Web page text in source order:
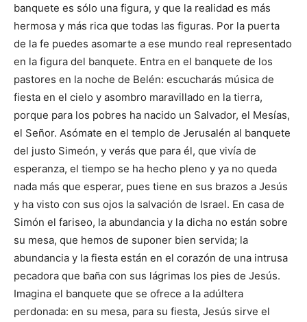
banquete es sólo una figura, y que la realidad es más
hermosa y más rica que todas las figuras. Por la puerta
de la fe puedes asomarte a ese mundo real representado
en la figura del banquete. Entra en el banquete de los
pastores en la noche de Belén: escucharás música de
fiesta en el cielo y asombro maravillado en la tierra,
porque para los pobres ha nacido un Salvador, el Mesías,
el Señor. Asómate en el templo de Jerusalén al banquete
del justo Simeón, y verás que para él, que vivía de
esperanza, el tiempo se ha hecho pleno y ya no queda
nada más que esperar, pues tiene en sus brazos a Jesús
y ha visto con sus ojos la salvación de Israel. En casa de
Simón el fariseo, la abundancia y la dicha no están sobre
su mesa, que hemos de suponer bien servida; la
abundancia y la fiesta están en el corazón de una intrusa
pecadora que baña con sus lágrimas los pies de Jesús.
Imagina el banquete que se ofrece a la adúltera
perdonada: en su mesa, para su fiesta, Jesús sirve el